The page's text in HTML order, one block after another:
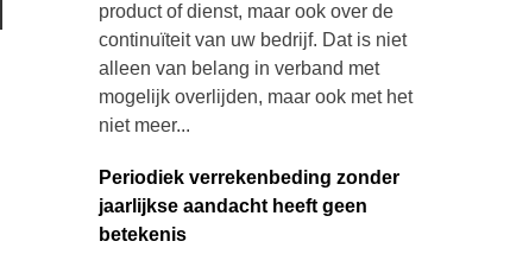
product of dienst, maar ook over de
continuïteit van uw bedrijf. Dat is niet
alleen van belang in verband met
mogelijk overlijden, maar ook met het
niet meer...
Periodiek verrekenbeding zonder
jaarlijkse aandacht heeft geen
betekenis